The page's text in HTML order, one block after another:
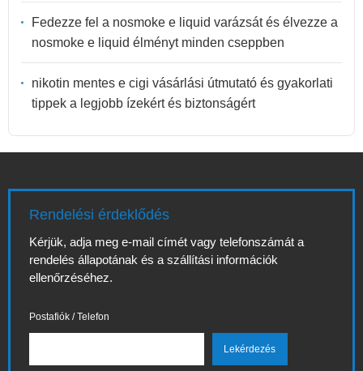
Fedezze fel a nosmoke e liquid varázsát és élvezze a
nosmoke e liquid élményt minden cseppben
nikotin mentes e cigi vásárlási útmutató és gyakorlati
tippek a legjobb ízekért és biztonságért
Rendelési érdeklődés
Kérjük, adja meg e-mail címét vagy telefonszámát a
rendelés állapotának és a szállítási információk
ellenőrzéséhez.
Postafiók / Telefon